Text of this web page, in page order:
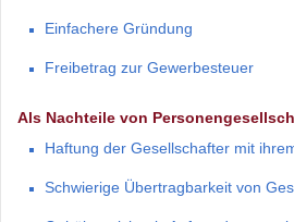
Einfachere Gründung
Freibetrag zur Gewerbesteuer
Als Nachteile von
Haftung der Gesellschafter mit
Schwierige Übertragbarkeit von